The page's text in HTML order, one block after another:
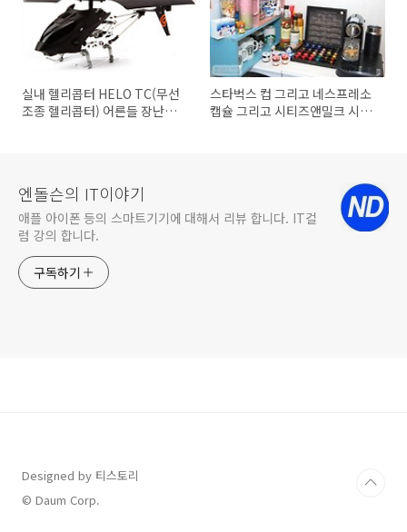
실내 헬리콥터 HELO TC(무선
조종 헬리콥터) 어른들 장난감
스타벅스 컵 그리고 네스프레소
캡슐 그리고 시티즈앤밀크 시티
엔돌슨의 IT이야기
애플 아이폰 등의 스마트기기에 대해서 리뷰 합니다. IT컬
럼 강의 합니다.
구독하기
Designed by 티스토리
© Daum Corp.